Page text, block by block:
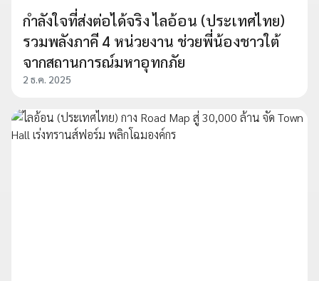
กำลังใจที่ส่งต่อได้จริง ไลอ้อน (ประเทศไทย)
รวมพลังภาคี 4 หน่วยงาน ช่วยพี่น้องชาวใต้
จากสถานการณ์มหาอุทกภัย
2 ธ.ค. 2025